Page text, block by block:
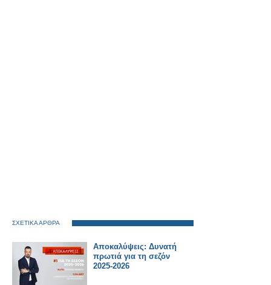
ΣΧΕΤΙΚΑ ΑΡΘΡΑ
Αποκαλύψεις: Δυνατή
πρωτιά για τη σεζόν
2025-2026